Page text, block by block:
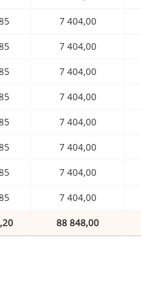
7 404,00
7 404,00
7 404,00
7 404,00
7 404,00
7 404,00
7 404,00
7 404,00
88 848,00